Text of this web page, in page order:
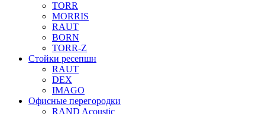
TORR
MORRIS
RAUT
BORN
TORR-Z
Стойки ресепшн
RAUT
DEX
IMAGO
Офисные перегородки
RAND Acoustic